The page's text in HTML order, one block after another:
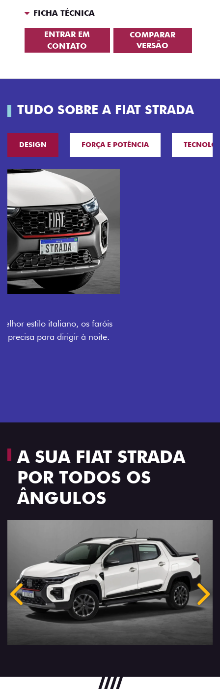
FICHA TÉCNICA
ENTRAR EM
CONTATO
COMPARAR
VERSÃO
TUDO SOBRE A FIAT STRADA
DESIGN FORÇA E POTÊNCIA
PORTAS
Todo mundo pode viajar confortável na Fiat Strada,
A SUA FIAT STRADA
POR TODOS OS
ÂNGULOS
Anterior